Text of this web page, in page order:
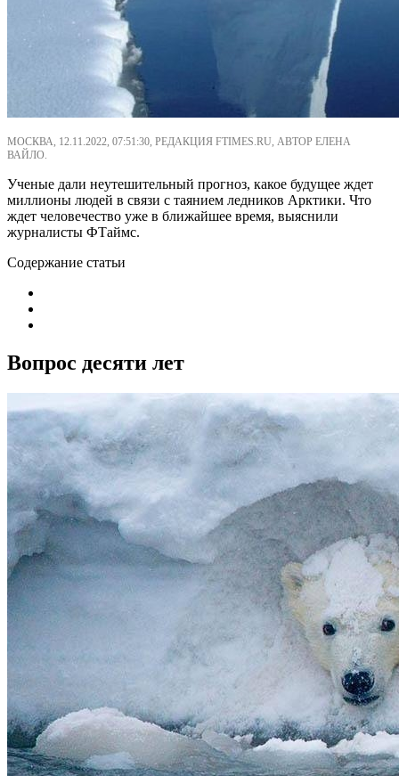
МОСКВА, 12.11.2022, 07:51:30, РЕДАКЦИЯ FTIMES.RU, АВТОР ЕЛЕНА
ВАЙЛО.
Ученые дали неутешительный прогноз, какое будущее ждет
миллионы людей в связи с таянием ледников Арктики. Что
ждет человечество уже в ближайшее время, выяснили
журналисты ФТаймс.
Содержание статьи
Вопрос десяти лет